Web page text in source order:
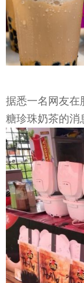
据悉一名网友在
糖珍珠奶茶的消